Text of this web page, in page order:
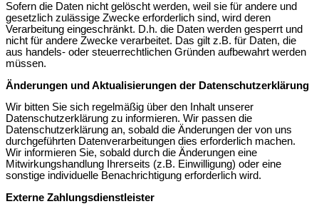
Sofern die Daten nicht gelöscht werden, weil sie für andere und
gesetzlich zulässige Zwecke erforderlich sind, wird deren
Verarbeitung eingeschränkt. D.h. die Daten werden gesperrt und
nicht für andere Zwecke verarbeitet. Das gilt z.B. für Daten, die
aus handels- oder steuerrechtlichen Gründen aufbewahrt werden
müssen.
Änderungen und Aktualisierungen der Datenschutzerklärung
Wir bitten Sie sich regelmäßig über den Inhalt unserer
Datenschutzerklärung zu informieren. Wir passen die
Datenschutzerklärung an, sobald die Änderungen der von uns
durchgeführten Datenverarbeitungen dies erforderlich machen.
Wir informieren Sie, sobald durch die Änderungen eine
Mitwirkungshandlung Ihrerseits (z.B. Einwilligung) oder eine
sonstige individuelle Benachrichtigung erforderlich wird.
Externe Zahlungsdienstleister